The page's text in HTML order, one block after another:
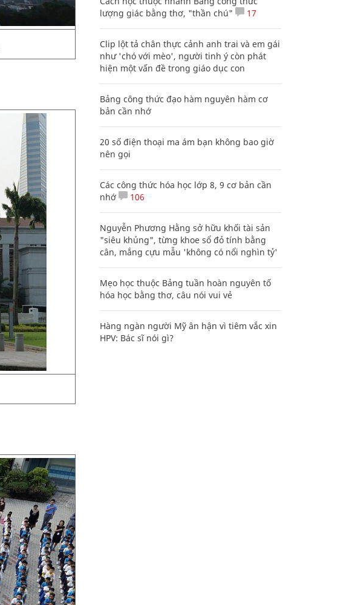
lượng giác bằng thơ, "thần chú"
17
Clip lột tả chân thực cảnh anh trai và em gái
như 'chó với mèo', người tinh ý còn phát
hiện một vấn đề trong giáo dục con
Bảng công thức đạo hàm nguyên hàm cơ
bản cần nhớ
20 số điện thoại ma ám bạn không bao giờ
nên gọi
Các công thức hóa học lớp 8, 9 cơ bản cần
nhớ
106
Nguyễn Phương Hằng sở hữu khối tài sản
"siêu khủng", từng khoe sổ đỏ tính bằng
cân, mắng cựu mẫu 'không có nổi nghìn tỷ'
Mẹo học thuộc Bảng tuần hoàn nguyên tố
hóa học bằng thơ, câu nói vui vẻ
Hàng ngàn người Mỹ ân hận vì tiêm vắc xin
HPV: Bác sĩ nói gì?